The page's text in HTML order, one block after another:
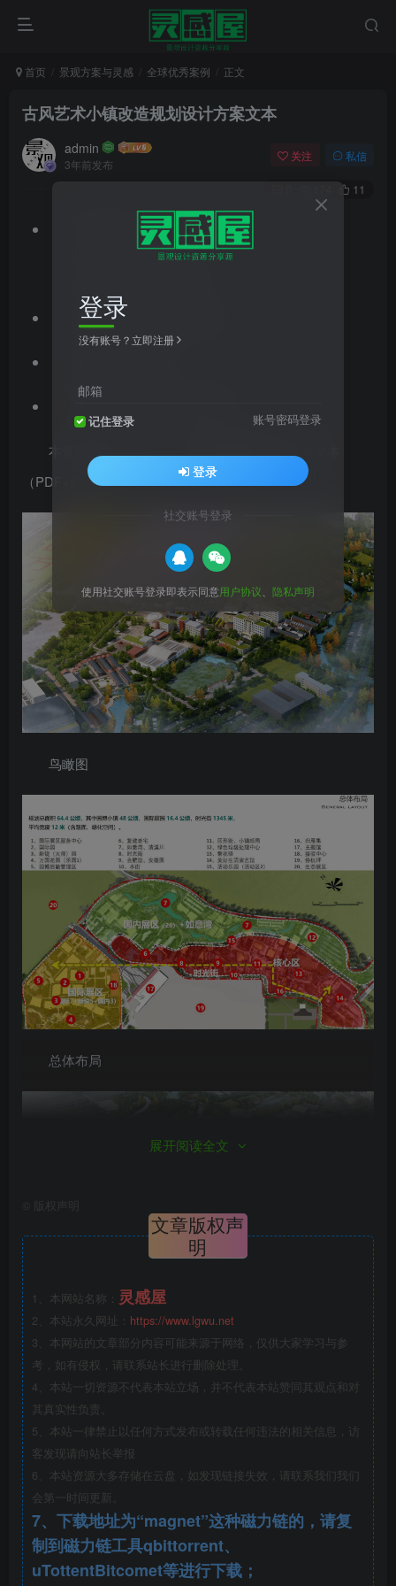
首页 景观方案与灵感 全球优秀案例 正文
古风艺术小镇改造规划设计方案文本
admin
3年前发布
关注 私信
11
文件格式：pdf
文档类型：景观方案文本
本资料是古风艺术
（PDF+214页）
鸟瞰图
总体布局
鸟瞰图
展开阅读全文
版权声明
文章版权声
明
1、本网站名称： 灵感屋
2、本站永久网址： https://www.lgwu.net
3、本网站的文章部分内容可能来源于网络，仅供大家学习与参
考，如有侵权，请联系站长进行删除处理。
4、本站一切资源不代表本站立场，并不代表本站赞同其观点和对
其真实性负责。
5、本站一律禁止以任何方式发布或转载任何违法的相关信息，访
客发现请向站长举报
6、本站资源大多存储在云盘，如发现链接失效，请联系我们我们
会第一时间更新。
7、下载地址为“magnet”这种磁力链的，请复
制到磁力链工具qbittorrent、
uTottentBitcomet等进行下载；
登录
没有账号？立即注册
邮箱
记住登录 账号密码登录
登录
社交账号登录
使用社交账号登录即表示同意用户协议 隐私声明